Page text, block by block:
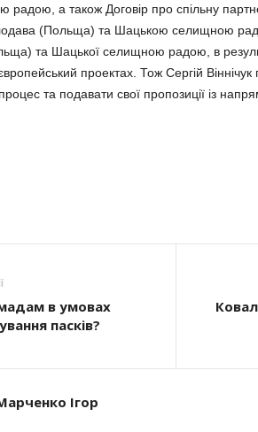
а та­кож Договір про спільну
(По­льща) та Шацькою селищ­ною
та Шацької селищною ра­дою, в
проектах. Тож Сергій
та подавати свої про­позиції із
в умовах
пасків?
Ігор